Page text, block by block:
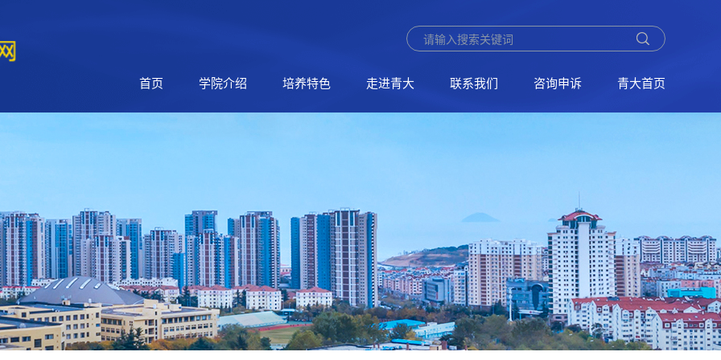
首页 学院介绍 培养特色 走进青大 联系我们 咨询申诉 青大首页